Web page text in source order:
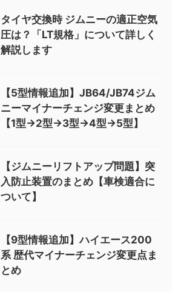
タイヤ交換時 ジムニーの適正空気
圧は？「LT規格」について詳しく
解説します
【5型情報追加】JB64/JB74ジム
ニーマイナーチェンジ変更まとめ
【1型→2型→3型→4型→5型】
【ジムニーリフトアップ問題】突
入防止装置のまとめ【車検適合に
ついて】
【9型情報追加】ハイエース200
系 歴代マイナーチェンジ変更点ま
とめ